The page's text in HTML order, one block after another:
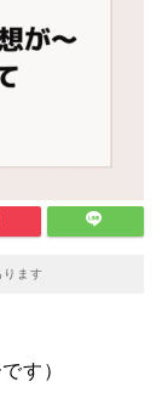
ります
す）